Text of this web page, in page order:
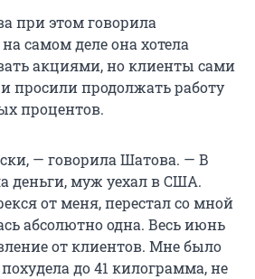
при этом говорила
самом деле она хотела
акциями, но клиенты сами
просили продолжать работу
процентов.
— говорила Шатова. — В
деньги, муж уехал в США.
от меня, перестал со мной
абсолютно одна. Весь июнь
от клиентов. Мне было
до 41 килограмма, не